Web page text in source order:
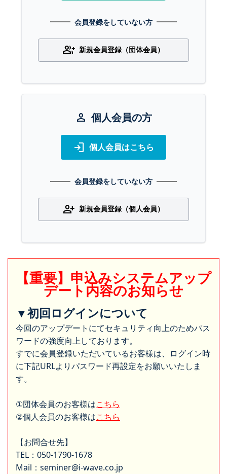
会員登録をしていない方
group_add 新規会員登録（団体会員）
person 個人会員の方
login 個人会員はこちら
会員登録をしていない方
person_add 新規会員登録（個人会員）
【重要】申込みシステムアップ
デート内容のお知らせ
▼初回ログインについて
今回のアップデートにてセキュリティ向上のためパス
ワードの強度向上しております。
すでに会員登録いただいているお客様は、ログイン時
に下記URLよりパスワード再設定をお願いいたしま
す。
①団体会員のお客様はこちら
②個人会員のお客様はこちら
【お問合せ先】
TEL：050-1790-1678
Mail：seminer@i-wave.co.jp